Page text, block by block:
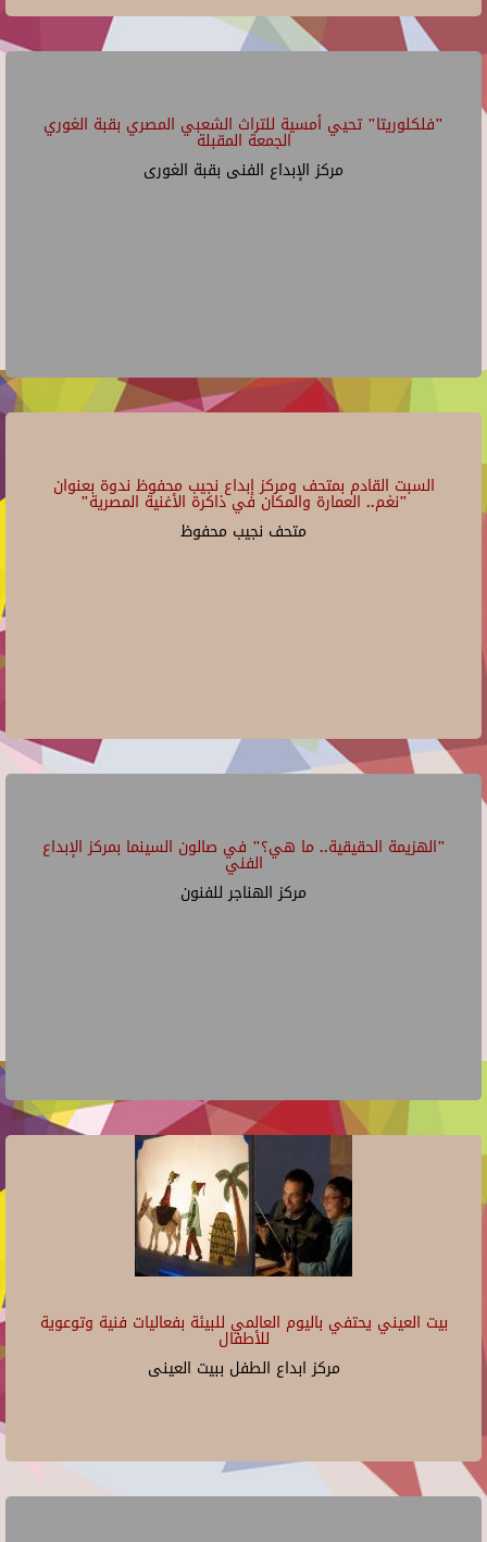
"فلكلوريتا" تحيي أمسية للتراث الشعبي المصري بقبة الغوري
الجمعة المقبلة
مركز الإبداع الفنى بقبة الغورى
السبت القادم بمتحف ومركز إبداع نجيب محفوظ ندوة بعنوان
"نغم.. العمارة والمكان في ذاكرة الأغنية المصرية"
متحف نجيب محفوظ
"الهزيمة الحقيقية.. ما هي؟" في صالون السينما بمركز الإبداع
الفني
مركز الهناجر للفنون
بيت العيني يحتفي باليوم العالمي للبيئة بفعاليات فنية وتوعوية
للأطفال
مركز ابداع الطفل ببيت العينى